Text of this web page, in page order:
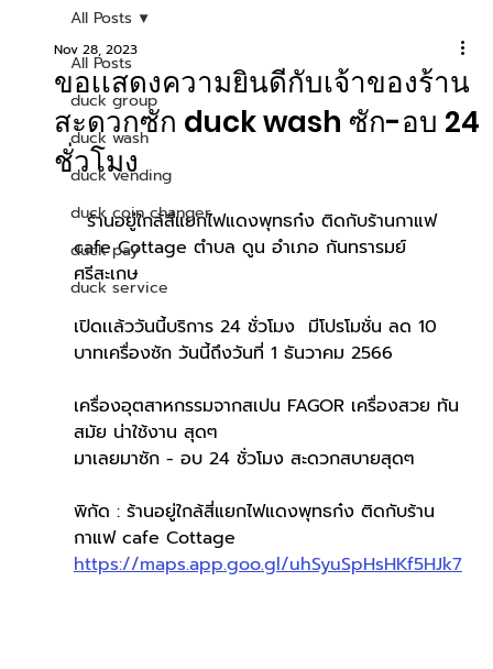
All Posts
duck group
duck wash
duck vending
duck coin changer
duck pay
duck service
All Posts
ขอเเสดงความยินดีกับเจ้าของร้าน
สะดวกซัก duck wash ซัก-อบ 24
ชั่วโมง
Nov 28, 2023
ร้านอยู่ใกล้สี่แยกไฟแดงพุทธก๋ง ติดกับร้านกาแฟ
cafe Cottage ตำบล ดูน อำเภอ กันทรารมย์
ศรีสะเกษ
เปิดเเล้ววันนี้บริการ 24 ชั่วโมง  มีโปรโมชั่น ลด 10
บาทเครื่องซัก วันนี้ถึงวันที่ 1 ธันวาคม 2566
เครื่องอุตสาหกรรมจากสเปน FAGOR เครื่องสวย ทัน
สมัย น่าใช้งาน สุดๆ
มาเลยมาซัก - อบ 24 ชั่วโมง สะดวกสบายสุดๆ
พิกัด : ร้านอยู่ใกล้สี่แยกไฟแดงพุทธก๋ง ติดกับร้าน
กาแฟ cafe Cottage
https://maps.app.goo.gl/uhSyuSpHsHKf5HJk7